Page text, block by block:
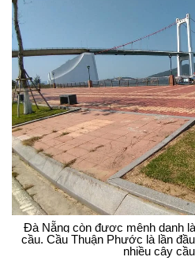
Đà Nẵng còn được mệnh danh
cầu. Cầu Thuận Phước là lần
nhiều cây